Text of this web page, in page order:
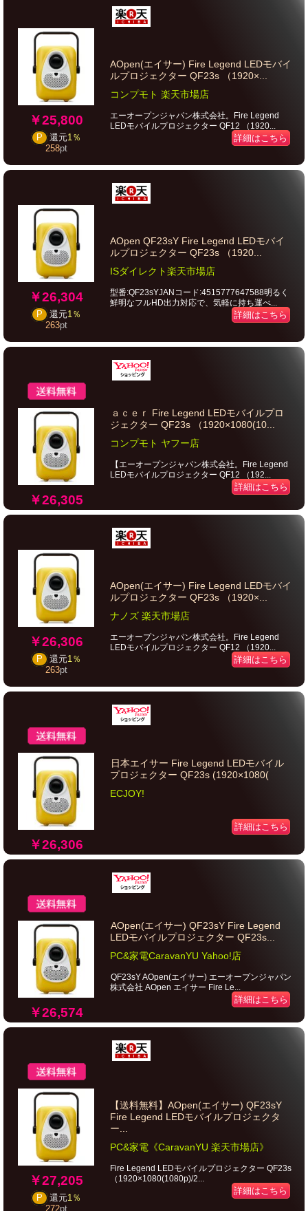
￥25,800
P 還元1％
258pt
AOpen(エイサー) Fire Legend LEDモバイ
ルプロジェクター QF23s （1920×...
コンプモト 楽天市場店
エーオープンジャパン株式会社。Fire Legend
LEDモバイルプロジェクター QF12 （1920...
詳細はこちら
￥26,304
P 還元1％
263pt
AOpen QF23sY Fire Legend LEDモバイ
ルプロジェクター QF23s （1920...
ISダイレクト楽天市場店
型番:QF23sYJANコード:4515777647588明るく
鮮明なフルHD出力対応で、気軽に持ち運べ...
詳細はこちら
￥26,305
ａｃｅｒ Fire Legend LEDモバイルプロ
ジェクター QF23s （1920×1080(10...
コンプモト ヤフー店
【エーオープンジャパン株式会社。Fire Legend
LEDモバイルプロジェクター QF12 （192...
詳細はこちら
￥26,306
P 還元1％
263pt
AOpen(エイサー) Fire Legend LEDモバイ
ルプロジェクター QF23s （1920×...
ナノズ 楽天市場店
エーオープンジャパン株式会社。Fire Legend
LEDモバイルプロジェクター QF12 （1920...
詳細はこちら
￥26,306
日本エイサー Fire Legend LEDモバイル
プロジェクター QF23s (1920×1080(
ECJOY!
詳細はこちら
￥26,574
AOpen(エイサー) QF23sY Fire Legend
LEDモバイルプロジェクター QF23s...
PC&家電CaravanYU Yahoo!店
QF23sY AOpen(エイサー) エーオープンジャパン
株式会社 AOpen エイサー Fire Le...
詳細はこちら
￥27,205
P 還元1％
272pt
【送料無料】AOpen(エイサー) QF23sY
Fire Legend LEDモバイルプロジェクタ
ー...
PC&家電《CaravanYU 楽天市場店》
Fire Legend LEDモバイルプロジェクター QF23s
（1920×1080(1080p)/2...
詳細はこちら